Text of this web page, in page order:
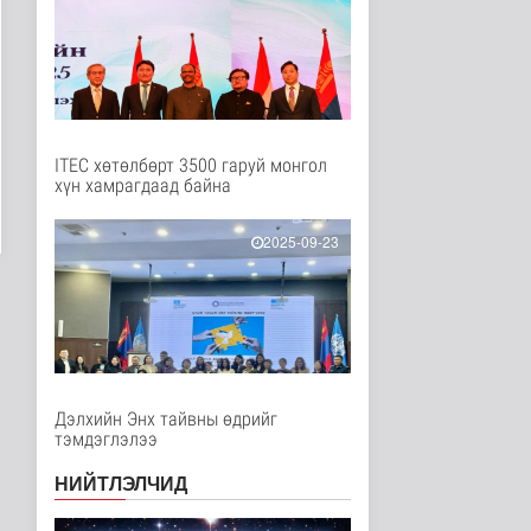
1 цаг 6 минутын өмнө
Олон улсын туршлага
судлах сургалт,
дадлагад 14 ..
2 цаг 32 минутын өмнө
АНУ-тай хийж буй
худалдааны..
Дэлхийд
2 цаг 45 минутын өмнө
Мета компанид 567 сая
ам.долларын төлбөр
ногдуул..
2 цаг 16 минутын өмнө
агаар ямар байх вэ
Байгаль орчин
3 цаг 37 минутын өмнө
ITEC хөтөлбөрт 3500 гаруй монгол
хүн хамрагдаад байна
2025-09-23
Дэлхийн Энх тайвны өдрийг
тэмдэглэлээ
НИЙТЛЭЛЧИД